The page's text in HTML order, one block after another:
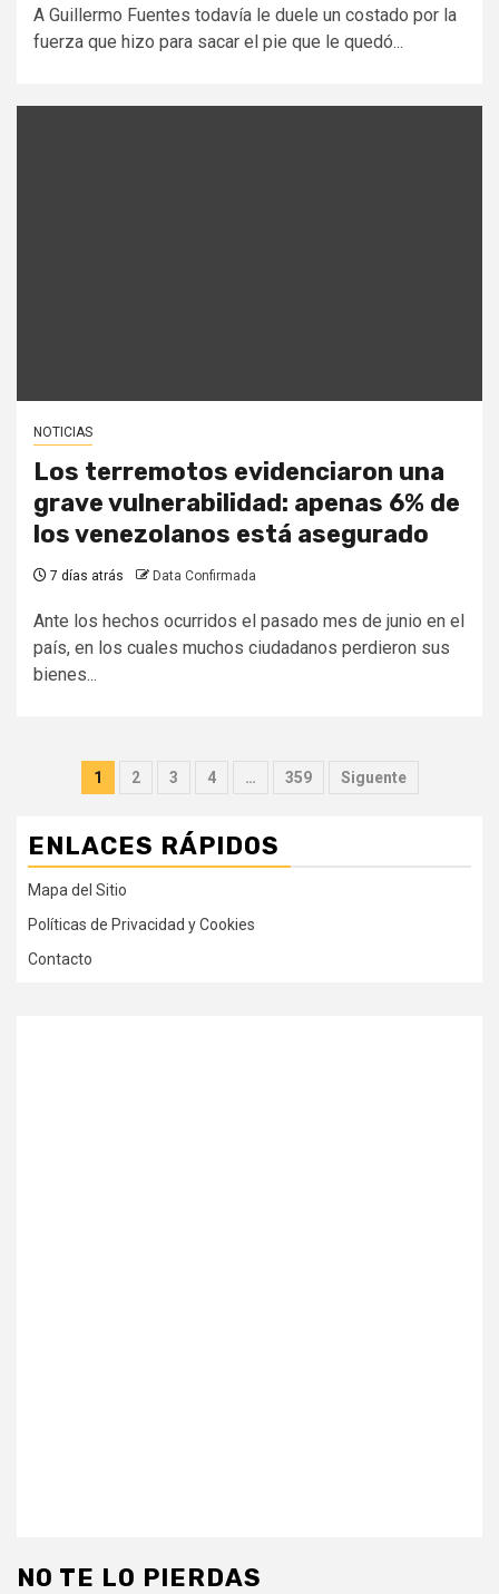
A Guillermo Fuentes todavía le duele un costado por la
fuerza que hizo para sacar el pie que le quedó...
NOTICIAS
Los terremotos evidenciaron una
grave vulnerabilidad: apenas 6% de
los venezolanos está asegurado
7 días atrás Data Confirmada
Ante los hechos ocurridos el pasado mes de junio en el
país, en los cuales muchos ciudadanos perdieron sus
bienes...
Paginación
entradas
1 2 3 4 … 359 Siguente
ENLACES RÁPIDOS
Mapa del Sitio
Políticas de Privacidad y Cookies
Contacto
NO TE LO PIERDAS